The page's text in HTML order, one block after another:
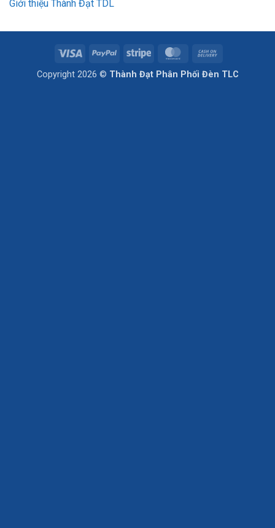
Giới thiệu Thành Đạt TDL
Visa PayPal Stripe MasterCard
Delivery
Copyright 2026 © Thành Đạt Phân Phối Đèn TLC